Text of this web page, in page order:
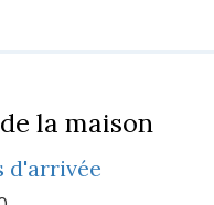
la maison
d'arrivée